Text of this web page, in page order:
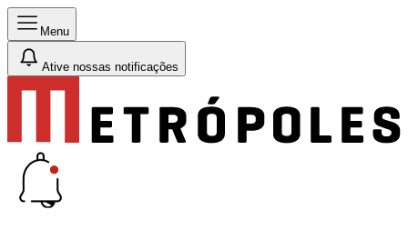
Menu
Ative nossas notificações